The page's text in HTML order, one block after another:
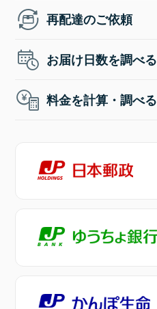
再配達のご依頼
お届け日数を調べる
料金を計算・調べる